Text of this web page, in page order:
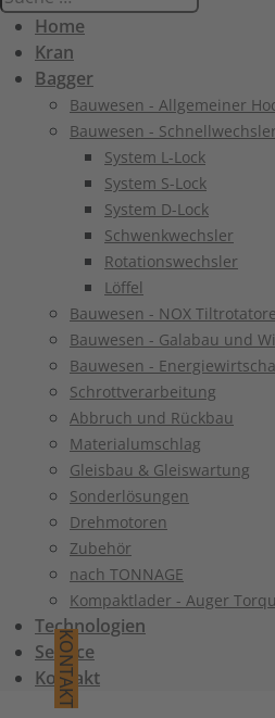
Home
Kran
Bagger
Bauwesen - Allgemeiner
Bauwesen -
System L-Lock
System S-Lock
System D-Lock
Schwenkwechsler
Rotationswechsler
Löffel
Bauwesen - NOX
Bauwesen - Galabau und
Bauwesen -
Schrottverarbeitung
Abbruch und Rückbau
Materialumschlag
Gleisbau & Gleiswartung
Sonderlösungen
Drehmotoren
Zubehör
nach TONNAGE
Kompaktlader - Auger
Technologien
Service
Kontakt
KONTAKT